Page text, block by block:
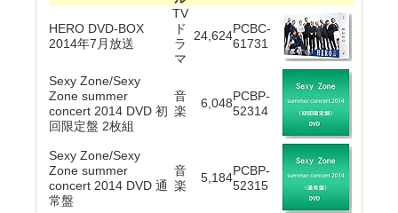
HERO DVD-BOX
2014年7月放送
TV
ド
ラ
マ
24,624PCBC-
61731
Sexy Zone/Sexy
Zone summer
concert 2014 DVD 初
回限定盤 2枚組
音
楽
6,048PCBP-
52314
Sexy Zone/Sexy
Zone summer
concert 2014 DVD 通
常盤
音
楽
5,184PCBP-
52315